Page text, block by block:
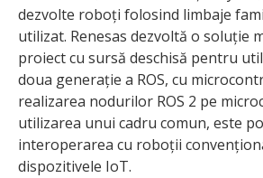
dezvolte roboți folosind limbaje
utilizat. Renesas dezvoltă o soluție
proiect cu sursă deschisă pentru
doua generație a ROS, cu
realizarea nodurilor ROS 2 pe
utilizarea unui cadru comun, este
interoperarea cu roboții
dispozitivele IoT.